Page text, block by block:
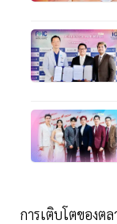
การเติบโตของต